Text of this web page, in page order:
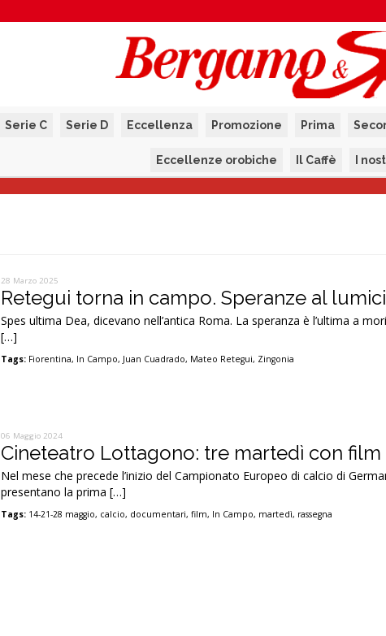
Serie C Serie D Eccellenza Promozione Prima
Eccellenze orobiche Il Caffè I
28 Marzo 2025
Retegui torna in campo. Speranze al
Spes ultima Dea, dicevano nell’antica Roma. La speranza è l’ultima a
[…]
Tags: Fiorentina, In Campo, Juan Cuadrado, Mateo Retegui, Zingonia
06 Maggio 2024
Cineteatro Lottagono: tre martedì con film
Nel mese che precede l’inizio del Campionato Europeo di calcio di
presentano la prima […]
Tags: 14-21-28 maggio, calcio, documentari,film, In Campo, martedì, rassegna